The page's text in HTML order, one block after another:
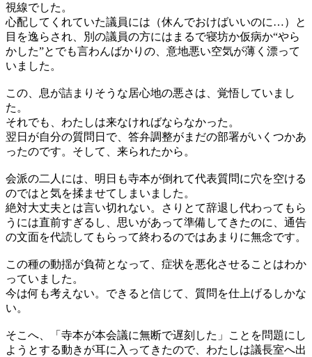
視線でした。
心配してくれていた議員には（休んでおけばいいのに…）と
目を逸らされ、別の議員の方にはまるで寝坊か仮病か“やら
かした”とでも言わんばかりの、意地悪い空気が薄く漂って
いました。
この、息が詰まりそうな居心地の悪さは、覚悟していまし
た。
それでも、わたしは来なければならなかった。
翌日が自分の質問日で、答弁調整がまだの部署がいくつかあ
ったのです。そして、来られたから。
会派の二人には、明日も寺本が倒れて代表質問に穴を空ける
のではと気を揉ませてしまいました。
絶対大丈夫とは言い切れない。さりとて辞退し代わってもら
うには直前すぎるし、思いがあって準備してきたのに、通告
の文面を代読してもらって終わるのではあまりに無念です。
この種の動揺が負荷となって、症状を悪化させることはわか
っていました。
今は何も考えない。できると信じて、質問を仕上げるしかな
い。
そこへ、「寺本が本会議に無断で遅刻した」ことを問題にし
ようとする動きが耳に入ってきたので、わたしは議長室へ出